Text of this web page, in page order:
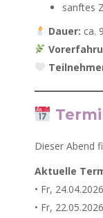
sanftes
Dauer: ca.
Dieser Abend
Aktuelle
• Fr, 24.04.2026
• Fr, 22.05.2026